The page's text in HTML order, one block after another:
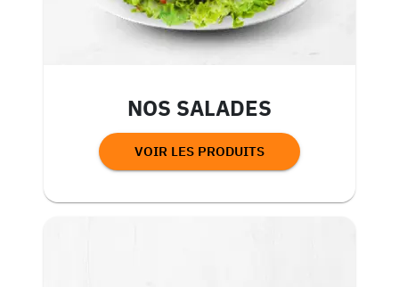
NOS SALADES
VOIR LES PRODUITS